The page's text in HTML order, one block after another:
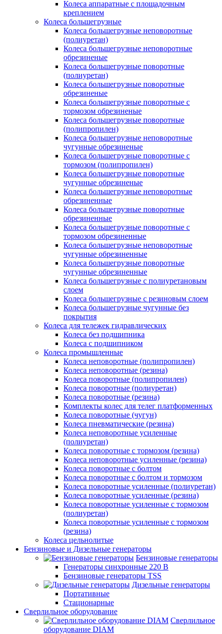
Колеса аппаратные с площадочным
креплением
Колеса большегрузные
Колеса большегрузные неповоротные
(полиуретан)
Колеса большегрузные неповоротные
обрезиненые
Колеса большегрузные поворотные
(полиуретан)
Колеса большегрузные поворотные
обрезиненые
Колеса большегрузные поворотные с
тормозом обрезиненые
Колеса большегрузные поворотные
(полипропилен)
Колеса большегрузные неповоротные
чугунные обрезиненые
Колеса большегрузные поворотные с
тормозом (полипропилен)
Колеса большегрузные поворотные
чугунные обрезиненые
Колеса большегрузные неповоротные
обрезиненные
Колеса большегрузные поворотные
обрезиненные
Колеса большегрузные поворотные с
тормозом обрезиненные
Колеса большегрузные неповоротные
чугунные обрезиненные
Колеса большегрузные поворотные
чугунные обрезиненные
Колеса большегрузные с полиуретановым
слоем
Колеса большегрузные с резиновым слоем
Колеса большегрузные чугунные без
покрытия
Колеса для тележек гидравлических
Колеса без подшипника
Колеса с подшипником
Колеса промышленные
Колеса неповоротные (полипропилен)
Колеса неповоротные (резина)
Колеса поворотные (полипропилен)
Колеса поворотные (полиуретан)
Колеса поворотные (резина)
Комплекты колес для телег платформенных
Колеса поворотные (чугун)
Колеса пневматические (резина)
Колеса неповоротные усиленные
(полиуретан)
Колеса поворотные c тормозом (резина)
Колеса неповоротные усиленные (резина)
Колеса поворотные с болтом
Колеса поворотные с болтом и тормозом
Колеса поворотные усиленные (полиуретан)
Колеса поворотные усиленные (резина)
Колеса поворотные усиленные с тормозом
(полиуретан)
Колеса поворотные усиленные с тормозом
(резина)
Колеса цельнолитые
Бензиновые и Дизельные генераторы
Бензиновые генераторы
Генераторы синхронные 220 В
Бензиновые генераторы TSS
Дизельные генераторы
Портативные
Стационарные
Сверлильное оборудование
Сверлильное
оборудование DIAM